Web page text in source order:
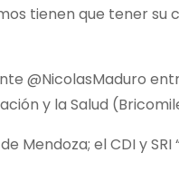
tienen que tener su
@NicolasMaduro
y la Salud
Mendoza; el CDI y SRI